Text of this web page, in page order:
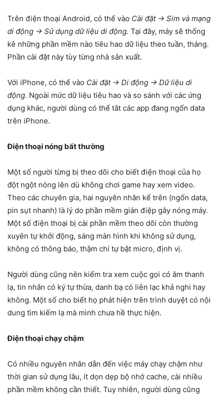
Trên điện thoại Android, có thể vào Cài đặt -> Sim và mạng
di động -> Sử dụng dữ liệu di động. Tại đây, máy sẽ thống
kê những phần mềm nào tiêu hao dữ liệu theo tuần, tháng.
Phần cài đặt này tùy từng nhà sản xuất.
Với iPhone, có thể vào Cài đặt -> Di động -> Dữ liệu di
động. Ngoài mức dữ liệu tiêu hao và so sánh với các ứng
dụng khác, người dùng có thể tắt các app đang ngốn data
trên iPhone.
Điện thoại nóng bất thường
Một số người từng bị theo dõi cho biết điện thoại của họ
đột ngột nóng lên dù không chơi game hay xem video.
Theo các chuyên gia, hai nguyên nhân kể trên (ngốn data,
pin sụt nhanh) là lý do phần mềm gián điệp gây nóng máy.
Một số điện thoại bị cài phần mềm theo dõi còn thường
xuyên tự khởi động, sáng màn hình khi không sử dụng,
không có thông báo, thậm chí tự bật micro, định vị.
Người dùng cũng nên kiểm tra xem cuộc gọi có âm thanh
lạ, tin nhắn có ký tự thừa, danh bạ có liên lạc khả nghi hay
không. Một số cho biết họ phát hiện trên trình duyệt có nội
dung tìm kiếm lạ mà mình chưa hề thực hiện.
Điện thoại chạy chậm
Có nhiều nguyên nhân dẫn đến việc máy chạy chậm như
thời gian sử dụng lâu, ít dọn dẹp bộ nhớ cache, cài nhiều
phần mềm không cần thiết. Tuy nhiên, người dùng cũng